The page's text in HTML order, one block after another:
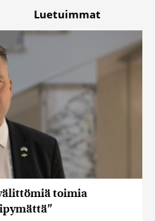
Luetuimmat
toimia